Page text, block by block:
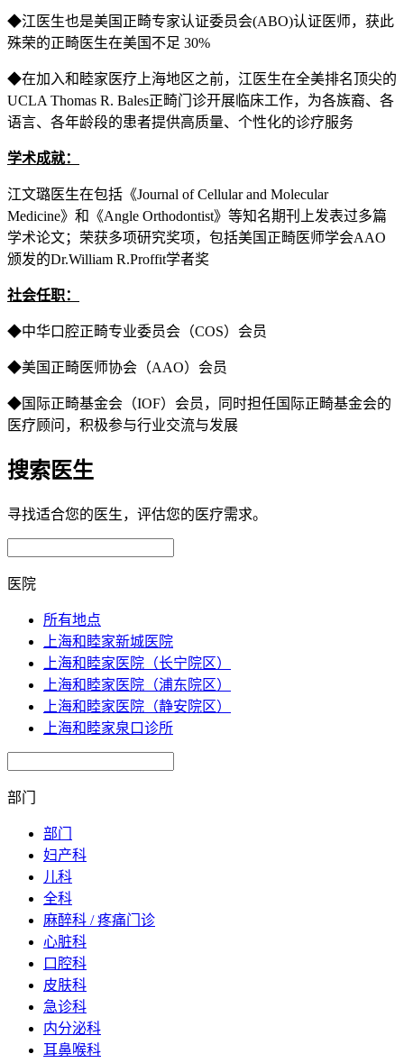
◆江医生也是美国正畸专家认证委员会(ABO)认证医师，获此
殊荣的正畸医生在美国不足 30%
◆在加入和睦家医疗上海地区之前，江医生在全美排名顶尖的
UCLA Thomas R. Bales正畸门诊开展临床工作，为各族裔、各
语言、各年龄段的患者提供高质量、个性化的诊疗服务
学术成就：
江文璐医生在包括《Journal of Cellular and Molecular
Medicine》和《Angle Orthodontist》等知名期刊上发表过多篇
学术论文；荣获多项研究奖项，包括美国正畸医师学会AAO
颁发的Dr.William R.Proffit学者奖
社会任职：
◆中华口腔正畸专业委员会（COS）会员
◆美国正畸医师协会（AAO）会员
◆国际正畸基金会（IOF）会员，同时担任国际正畸基金会的
医疗顾问，积极参与行业交流与发展
搜索医生
寻找适合您的医生，评估您的医疗需求。
医院
所有地点
上海和睦家新城医院
上海和睦家医院（长宁院区）
上海和睦家医院（浦东院区）
上海和睦家医院（静安院区）
上海和睦家泉口诊所
部门
部门
妇产科
儿科
全科
麻醉科 / 疼痛门诊
心脏科
口腔科
皮肤科
急诊科
内分泌科
耳鼻喉科